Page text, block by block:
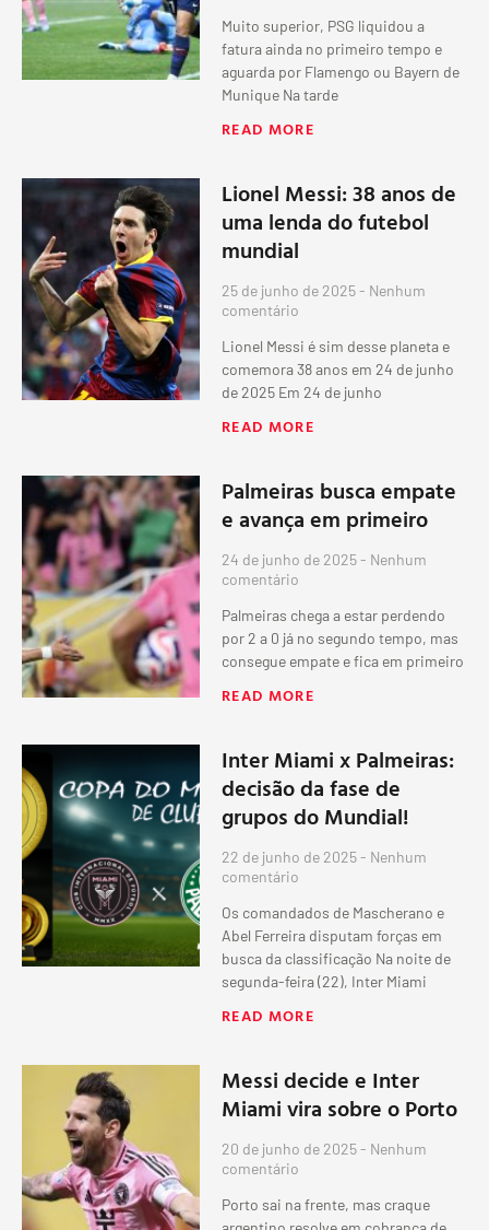
Muito superior, PSG liquidou a
fatura ainda no primeiro tempo e
aguarda por Flamengo ou Bayern de
Munique Na tarde
READ MORE
Lionel Messi: 38 anos de
uma lenda do futebol
mundial
25 de junho de 2025 Nenhum
comentário
Lionel Messi é sim desse planeta e
comemora 38 anos em 24 de junho
de 2025 Em 24 de junho
READ MORE
Palmeiras busca empate
e avança em primeiro
24 de junho de 2025 Nenhum
comentário
Palmeiras chega a estar perdendo
por 2 a 0 já no segundo tempo, mas
consegue empate e fica em primeiro
READ MORE
Inter Miami x Palmeiras:
decisão da fase de
grupos do Mundial!
22 de junho de 2025 Nenhum
comentário
Os comandados de Mascherano e
Abel Ferreira disputam forças em
busca da classificação Na noite de
segunda-feira (22), Inter Miami
READ MORE
Messi decide e Inter
Miami vira sobre o Porto
20 de junho de 2025 Nenhum
comentário
Porto sai na frente, mas craque